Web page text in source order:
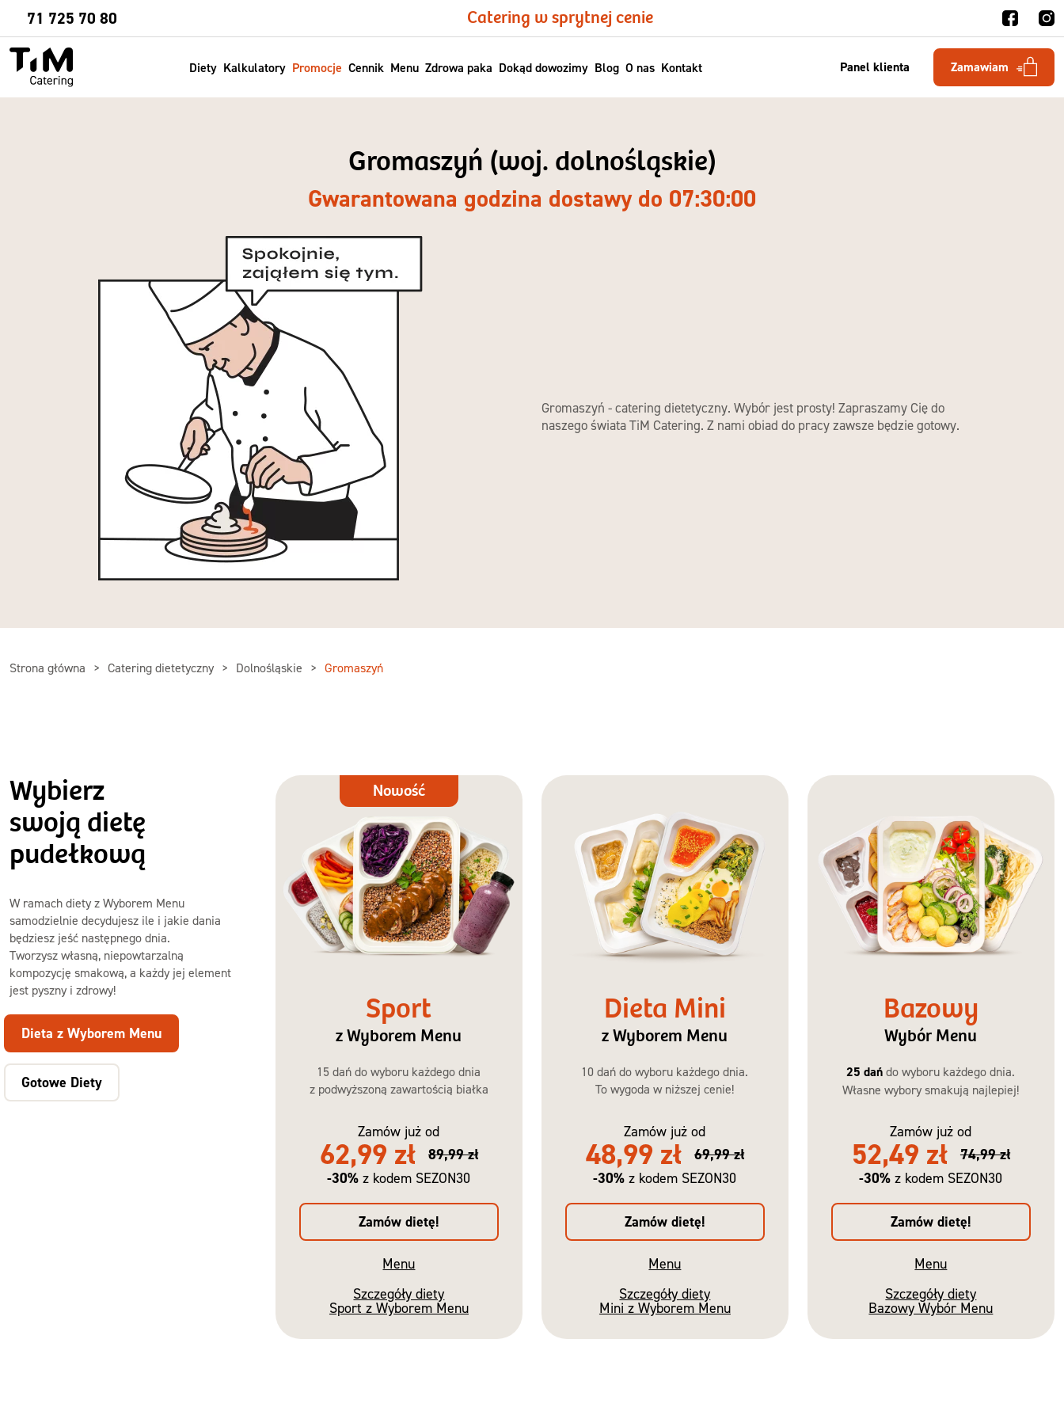
71 725 70 80 Catering w sprytnej cenie
Panel klienta Zamawiam
Diety Kalkulatory Promocje Cennik Menu Zdrowa paka Dokąd dowozimy Blog O nas Kontakt
Sprawdź
Gromaszyń (woj. dolnośląskie)
Gwarantowana godzina dostawy do 07:30:00
Gromaszyń - catering dietetyczny. Wybór jest prosty! Zapraszamy Cię do
naszego świata TiM Catering. Z nami obiad do pracy zawsze będzie gotowy.
Strona główna Catering dietetyczny Dolnośląskie Gromaszyń
Wybierz
swoją dietę
pudełkową
W ramach diety z Wyborem Menu
samodzielnie decydujesz ile i jakie dania
będziesz jeść następnego dnia.
Tworzysz własną, niepowtarzalną
kompozycję smakową, a każdy jej element
jest pyszny i zdrowy!
Dieta z Wyborem Menu
Gotowe Diety
Dieta
Nowość
Sport
z Wyborem Menu
15 dań do wyboru każdego dnia
z podwyższoną zawartością białka
Zamów już od
62,99 zł
89,99 zł
-30% z kodem SEZON30
Zamów dietę!
Menu
Szczegóły diety
Sport z Wyborem Menu
Dieta Mini
z Wyborem Menu
10 dań do wyboru każdego dnia.
To wygoda w niższej cenie!
Zamów już od
48,99 zł
69,99 zł
-30% z kodem SEZON30
Zamów dietę!
Menu
Szczegóły diety
Mini z Wyborem Menu
Bazowy
Wybór Menu
25 dań do wyboru każdego dnia.
Własne wybory smakują najlepiej!
Zamów już od
52,49 zł
74,99 zł
-30% z kodem SEZON30
Zamów dietę!
Menu
Szczegóły diety
Bazowy Wybór Menu